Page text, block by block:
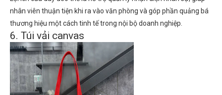
nhân viên thuận tiện khi ra vào văn phòng và góp phần quảng bá
thương hiệu một cách tinh tế trong nội bộ doanh nghiệp.
6. Túi vải canvas